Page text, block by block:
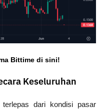
Bittime di sini!
Keseluruhan
dari kondisi pasar